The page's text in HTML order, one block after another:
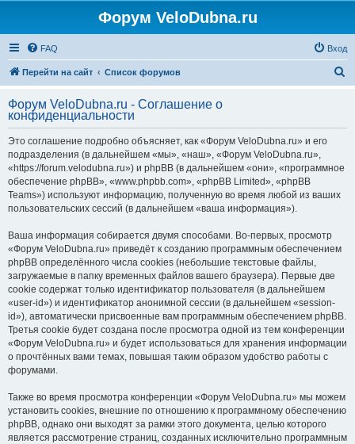
Форум VeloDubna.ru
FAQ Вход
Перейти на сайт Список форумов
с
Форум VeloDubna.ru - Соглашение о
конфиденциальности
Это соглашение подробно объясняет, как «Форум VeloDubna.ru» и его
подразделения (в дальнейшем «мы», «наш», «Форум VeloDubna.ru»,
«https://forum.velodubna.ru») и phpBB (в дальнейшем «они», «программное
обеспечение phpBB», «www.phpbb.com», «phpBB Limited», «phpBB
Teams») используют информацию, полученную во время любой из ваших
пользовательских сессий (в дальнейшем «ваша информация»).
Ваша информация собирается двумя способами. Во-первых, просмотр
«Форум VeloDubna.ru» приведёт к созданию программным обеспечением
phpBB определённого числа cookies (небольшие текстовые файлы,
загружаемые в папку временных файлов вашего браузера). Первые две
cookie содержат только идентификатор пользователя (в дальнейшем
«user-id») и идентификатор анонимной сессии (в дальнейшем «session-
id»), автоматически присвоенные вам программным обеспечением phpBB.
Третья cookie будет создана после просмотра одной из тем конференции
«Форум VeloDubna.ru» и будет использоваться для хранения информации
о прочтённых вами темах, повышая таким образом удобство работы с
форумами.
Также во время просмотра конференции «Форум VeloDubna.ru» мы можем
установить cookies, внешние по отношению к программному обеспечению
phpBB, однако они выходят за рамки этого документа, целью которого
является рассмотрение страниц, созданных исключительно программным